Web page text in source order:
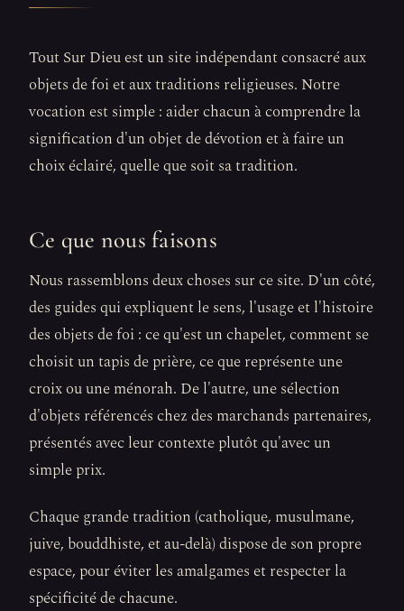
Tout Sur Dieu est un site indépendant consacré aux
objets de foi et aux traditions religieuses. Notre
vocation est simple : aider chacun à comprendre la
signification d'un objet de dévotion et à faire un
choix éclairé, quelle que soit sa tradition.
Ce que nous faisons
Nous rassemblons deux choses sur ce site. D'un côté,
des guides qui expliquent le sens, l'usage et l'histoire
des objets de foi : ce qu'est un chapelet, comment se
choisit un tapis de prière, ce que représente une
croix ou une ménorah. De l'autre, une sélection
d'objets référencés chez des marchands partenaires,
présentés avec leur contexte plutôt qu'avec un
simple prix.
Chaque grande tradition (catholique, musulmane,
juive, bouddhiste, et au-delà) dispose de son propre
espace, pour éviter les amalgames et respecter la
spécificité de chacune.